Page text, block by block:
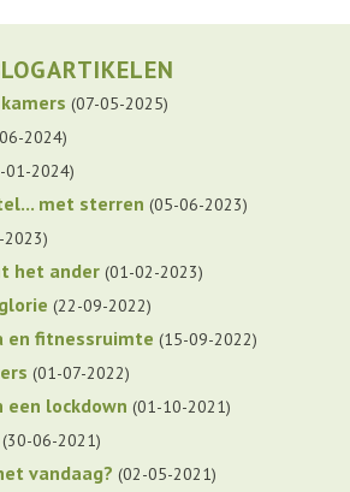
07-05-2025
2024
01-2024
met sterren 05-06-2023
het ander 01-02-2023
22-09-2022
en fitnessruimte 15-09-2022
01-07-2022
een lockdown 01-10-2021
30-06-2021
vandaag? 02-05-2021